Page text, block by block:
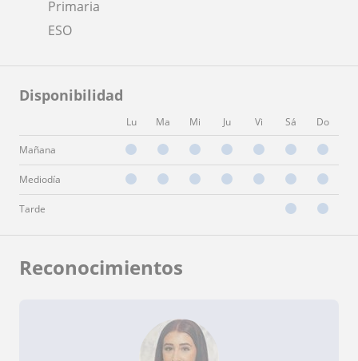
Primaria
ESO
Disponibilidad
Lu Ma Mi Ju Vi Sá Do
Mañana
Mediodía
Tarde
Reconocimientos